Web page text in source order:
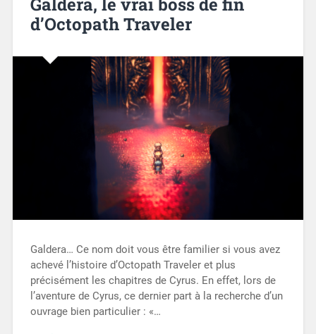
d’Octopath Traveler
Galdera… Ce nom doit vous être familier si vous avez
achevé l’histoire d’Octopath Traveler et plus
précisément les chapitres de Cyrus. En effet, lors de
l’aventure de Cyrus, ce dernier part à la recherche d’un
ouvrage bien particulier : «…